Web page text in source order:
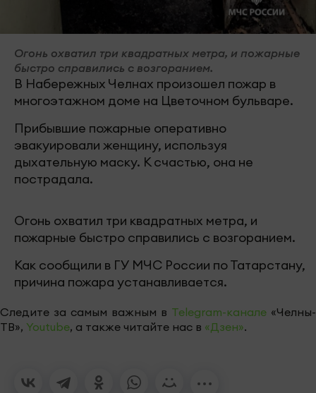
Огонь охватил три квадратных метра, и пожарные
быстро справились с возгоранием.
В Набережных Челнах произошел пожар в
многоэтажном доме на Цветочном бульваре.
Прибывшие пожарные оперативно
эвакуировали женщину, используя
дыхательную маску. К счастью, она не
пострадала.
Огонь охватил три квадратных метра, и
пожарные быстро справились с возгоранием.
Как сообщили в ГУ МЧС России по Татарстану,
причина пожара устанавливается.
Следите за самым важным в Telegram-канале «Челны-
ТВ», Youtube, а также читайте нас в «Дзен».